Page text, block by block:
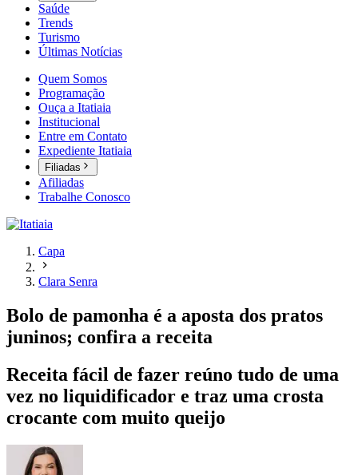
Saúde
Trends
Turismo
Últimas Notícias
Quem Somos
Programação
Ouça a Itatiaia
Institucional
Entre em Contato
Expediente Itatiaia
Filiadas
Afiliadas
Trabalhe Conosco
Capa
Clara Senra
Bolo de pamonha é a aposta dos pratos
juninos; confira a receita
Receita fácil de fazer reúno tudo de uma
vez no liquidificador e traz uma crosta
crocante com muito queijo